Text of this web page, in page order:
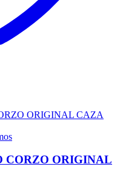
CORZO ORIGINAL